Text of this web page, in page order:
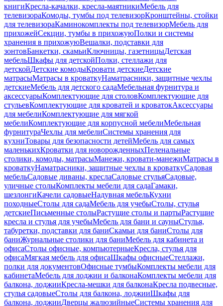
книгиКресла-качалки, кресла-маятникиМебель для
телевизораКомоды, тумбы под телевизорКронштейны, стойки
для телевизораКаминокомплекты под телевизорМебель для
прихожейСекции, тумбы в прихожуюПолки и системы
хранения в прихожуюВешалки, подставки для
зонтовБанкетки, скамьиКлючницы, газетницыДетская
мебельШкафы для детскойПолки, стеллажи для
детскойДетские комодыКровати детскиеДетские
матрасыМатрасы в кроваткуНаматрасники, защитные чехлы
детскиеМебель для детского садаМебельная фурнитура и
аксессуарыКомплектующие для столовКомплектующие для
стульевКомплектующие для кроватей и кроватокАксессуары
для мебелиКомплектующие для мягкой
мебелиКомплектующие для корпусной мебелиМебельная
фурнитураЧехлы для мебелиСистемы хранения для
кухниТовары для безопасности детейМебель для самых
маленькихКроватки для новорожденныхПеленальные
столики, комоды, матрасыМанежи, кровати-манежиМатрасы в
кроваткуНаматрасники, защитные чехлы в кроваткуСадовая
мебельСадовые диваны, креслаСадовые стульяСадовые,
уличные столыКомплекты мебели для садаГамаки,
шезлонгиКачели садовыеНадувная мебельКухни
походныеСтолы для садаМебель для учебыСтолы, стулья
детскиеПисьменные столыРастущие столы и партыРастущие
кресла и стулья для учебыМебель для бани и сауныСтулья,
табуретки, подставки для баниСкамьи для баниСтолы для
баниЖурнальные столики для баниМебель для кабинета и
офисаСтолы офисные, компьютерныеКресла, стулья для
офисаМягкая мебель для офисаШкафы офисныеСтеллажи,
полки для документовОфисные тумбыКомплекты мебели для
кабинетаМебель для лоджии и балконаКомплекты мебели для
балкона, лоджииКресла-мешки для балконаКресла подвесные,
стулья садовыеСтолы для балкона, лоджииШкафы для
балкона, лоджииДверцы жалюзийныеСистемы хранения для